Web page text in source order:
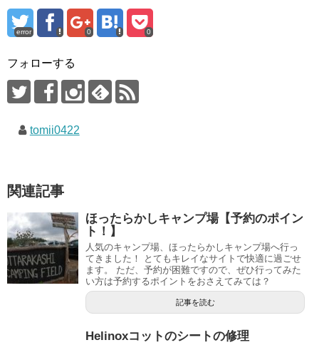
error 0 0
フォローする
tomii0422
関連記事
ほったらかしキャンプ場【予約のポイン
ト！】
人気のキャンプ場、ほったらかしキャンプ場へ行っ
てきました！ とてもキレイなサイトで快適に過ごせ
ます。 ただ、予約が困難ですので、ぜひ行ってみた
い方は予約するポイントをおさえてみては？
記事を読む
Helinoxコットのシートの修理